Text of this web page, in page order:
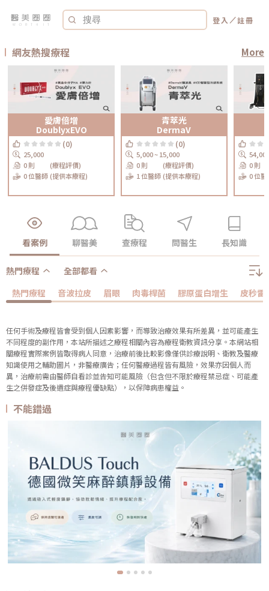
登入 ／註冊
網友熱搜療程 More
愛膚倍增
DoublyxEVO
(0)
25,000
0 則
(療程評價)
0 位醫師 (提供本療程)
青萃光
DermaV
(0)
5,000 ~ 15,000
0 則
(療程評價)
1 位醫師(提供本療程)
54,000
0 則
0 位醫
看案例 聊醫美 查療程 問醫生 長知識
熱門療程
全部都看
熱門療程
音波拉皮 眉眼 肉毒桿菌 膠原蛋白增生 皮秒雷
任何手術及療程皆會受到個人因素影響，而導致治療效果有所差異，並可能產生
不同程度的副作用，本站所描述之療程相關內容為療程衛教資訊分享。本網站相
關療程實際案例皆取得病人同意，治療前後比較影像僅供診療說明、衛教及醫療
知識使用之輔助圖片，非醫療廣告；任何醫療過程皆有風險，效果亦因個人而
異，治療前需由醫師自看診並告知可能風險（包含但不限於療程禁忌症、可能產
生之併發症及後遺症與療程優缺點），以保障病患權益。
不能錯過